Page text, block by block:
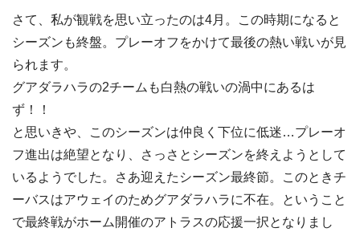
さて、私が観戦を思い立ったのは4月。この時期になると
シーズンも終盤。プレーオフをかけて最後の熱い戦いが見
られます。
グアダラハラの2チームも白熱の戦いの渦中にあるは
ず！！
と思いきや、このシーズンは仲良く下位に低迷…プレーオ
フ進出は絶望となり、さっさとシーズンを終えようとして
いるようでした。さあ迎えたシーズン最終節。このときチ
ーバスはアウェイのためグアダラハラに不在。ということ
で最終戦がホーム開催のアトラスの応援一択となりまし